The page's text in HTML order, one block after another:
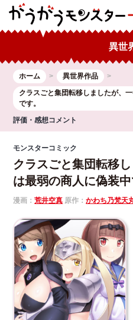
異世
ホーム
異世界作品
クラスごと集団転移しましたが、
です。
評価・感想コメント
モンスターコミック
クラスごと集団転移
は最弱の商人に偽装中
漫画：荒井空真 原作：かわち乃梵天